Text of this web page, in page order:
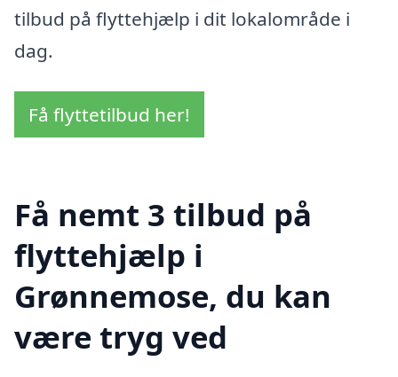
tilbud på flyttehjælp i dit lokalområde i
dag.
Få flyttetilbud her!
Få nemt 3 tilbud på
flyttehjælp i
Grønnemose, du kan
være tryg ved